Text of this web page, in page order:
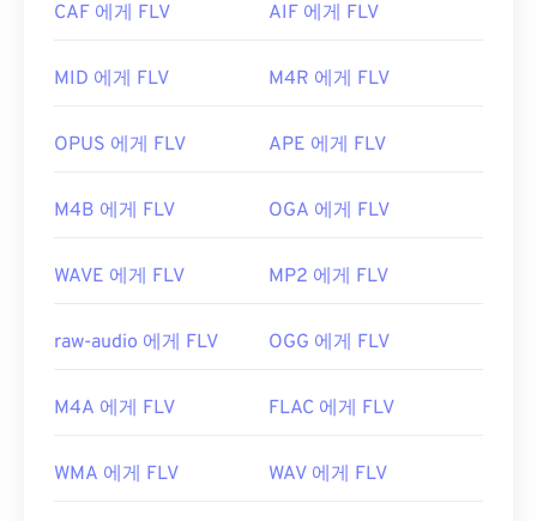
의 여러 제품에서 열 수 있습니다. FLV를 열 수 있는
Player,RealNetworks RealPlayer Cloud
개발자: Adobe
https://en.wikipedia.org/wiki/플래시_비디오
CAF 에게 FLV AIF 에게 FLV
MID 에게 FLV M4R 에게 FLV
OPUS 에게 FLV APE 에게 FLV
M4B 에게 FLV OGA 에게 FLV
WAVE 에게 FLV MP2 에게 FLV
raw-audio 에게 FLV OGG 에게 FLV
M4A 에게 FLV FLAC 에게 FLV
WMA 에게 FLV WAV 에게 FLV